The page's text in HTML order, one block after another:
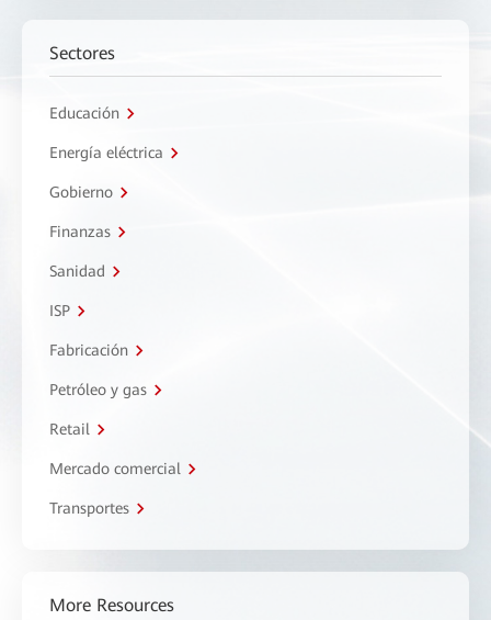
Sectores
Educación
Energía eléctrica
Gobierno
Finanzas
Sanidad
ISP
Fabricación
Petróleo y gas
Retail
Mercado comercial
Transportes
More Resources